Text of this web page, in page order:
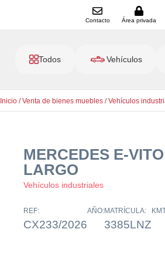
Contacto Área privada
Todos Vehículos
Inicio /Venta de bienes muebles /Vehículos
MERCEDES E-
LARGO
Vehículos industriales
REF:
CX233/2026
AÑO:MATRÍCULA:
3385LNZ